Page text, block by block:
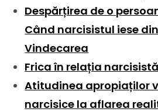
Despărțirea de o
Când narcisistul iese
Vindecarea
Frica în relația narcisistă
Atitudinea apropiaților
narcisice la aflarea